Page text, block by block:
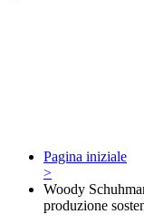
Pagina iniziale
>
Woody
produzione